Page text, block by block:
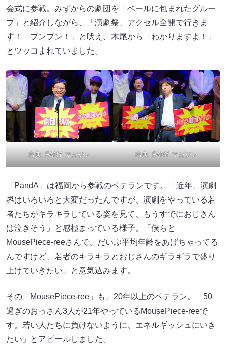
会式に参戦。みずからの劇団を「ベールに包まれたグルー
プ」と紹介しながら、「演劇祭、アクセル全開で行きま
す！ ブンブン！」と吠え、木尾から「わかりますよ！」
とツッコまれていました。
出典: FANY マガジン 出典: FANY マガジン
「PandA」は福岡から参戦のベテランです。「近年、演劇
界はいろいろと大変だったんですが、演劇をやっている若
者たちがキラキラしている姿を見て、もうすでにおじさん
は泣きそう」と感極まっている様子。「僕らと
MousePiece-reeさんで、だいぶ平均年齢をあげちゃってる
んですけど、若者のキラキラとおじさんのギラギラで盛り
上げていきたい」と意気込みます。
その「MousePiece-ree」も、20年以上のベテラン。「50
過ぎのおっさん3人が21年やっているMousePiece-reeで
す。若い人たちに負けないように、エネルギッシュにいき
たい」とアピールしました。